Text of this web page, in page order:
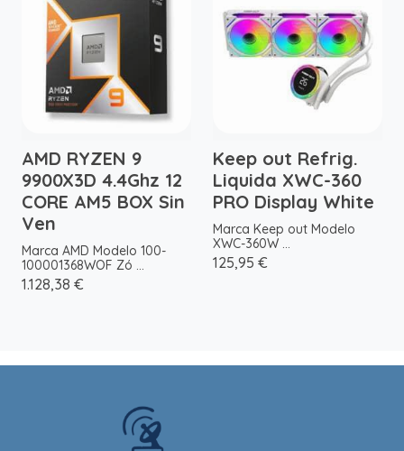
AMD RYZEN 9
9900X3D 4.4Ghz 12
CORE AM5 BOX Sin
Ven
Marca AMD Modelo 100-
100001368WOF Zó ...
1.128,38 €
Keep out Refrig.
Liquida XWC-360
PRO Display White
Marca Keep out Modelo
XWC-360W ...
125,95 €